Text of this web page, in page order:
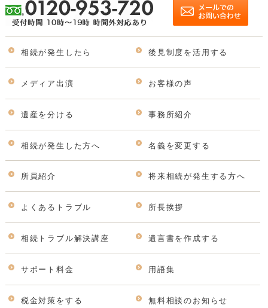
相続が発生したら 後見制度を活用する
メディア出演 お客様の声
遺産を分ける 事務所紹介
相続が発生した方へ 名義を変更する
所員紹介 将来相続が発生する方へ
よくあるトラブル 所長挨拶
相続トラブル解決講座 遺言書を作成する
サポート料金 用語集
税金対策をする 無料相談のお知らせ